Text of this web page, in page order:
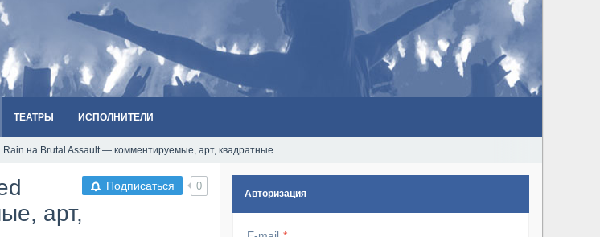
ТЕАТРЫ ИСПОЛНИТЕЛИ
на Brutal Assault — комментируемые, арт, квадратные
Подписаться 0
арт,
Авторизация